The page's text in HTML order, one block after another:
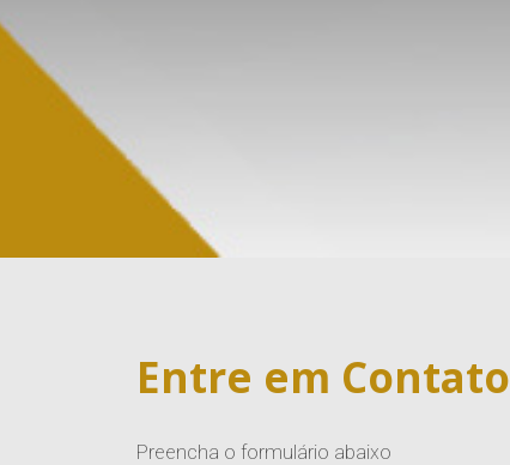
Entre em Contato
Preencha o formulário abaixo